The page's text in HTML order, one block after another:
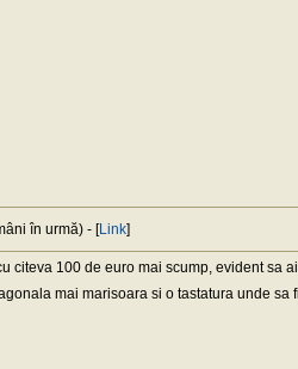
în urmă) - [Link]
citeva 100 de euro mai scump, evident sa
mai marisoara si o tastatura unde